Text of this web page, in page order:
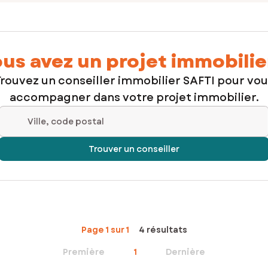
avez un projet
un conseiller immobilier SAFTI pour
accompagner dans votre projet immobilier.
Ville, code postal
Trouver un conseiller
Page 1 sur 1
4 résultats
Première
1 Dernière